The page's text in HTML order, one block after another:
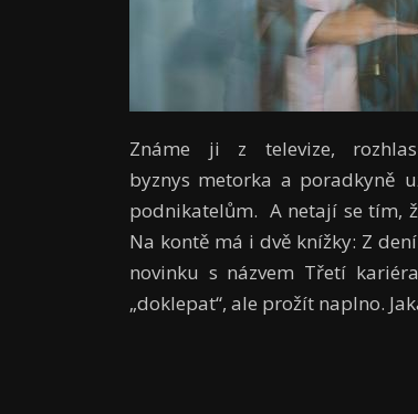
Známe ji z televize,
byznys metorka a poradkyně
podnikatelům. A netají se tím,
Na kontě má i dvě knížky: Z
novinku s názvem Třetí
„doklepat“, ale prožít naplno.